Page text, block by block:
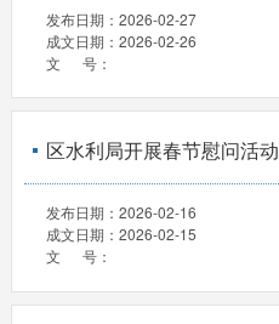
发布日期： 2026-02-27
成文日期： 2026-02-26
文 号：
区水利局开展春节慰问活动
发布日期： 2026-02-16
成文日期： 2026-02-15
文 号：